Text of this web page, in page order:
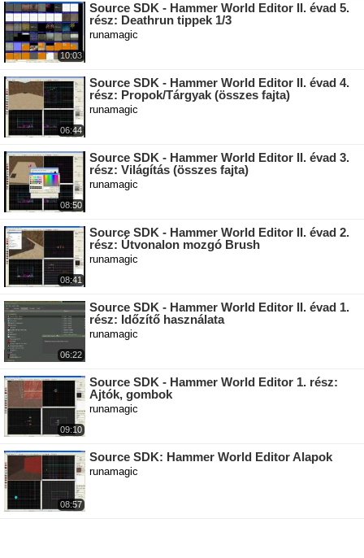
10:03
Source SDK - Hammer World Editor II. évad 5.
rész: Deathrun tippek 1/3
runamagic
06:44
Source SDK - Hammer World Editor II. évad 4.
rész: Propok/Tárgyak (összes fajta)
runamagic
08:50
Source SDK - Hammer World Editor II. évad 3.
rész: Világítás (összes fajta)
runamagic
08:41
Source SDK - Hammer World Editor II. évad 2.
rész: Útvonalon mozgó Brush
runamagic
06:22
Source SDK - Hammer World Editor II. évad 1.
rész: Időzítő használata
runamagic
09:10
Source SDK - Hammer World Editor 1. rész:
Ajtók, gombok
runamagic
08:57
Source SDK: Hammer World Editor Alapok
runamagic